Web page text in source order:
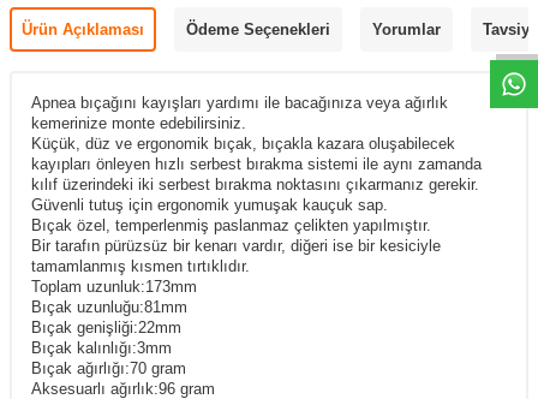
Ürün Açıklaması Ödeme Seçenekleri Yorumlar
Apnea bıçağını kayışları yardımı ile bacağınıza veya ağırlık
kemerinize monte edebilirsiniz.
Küçük, düz ve ergonomik bıçak, bıçakla kazara oluşabilecek
kayıpları önleyen hızlı serbest bırakma sistemi ile aynı zamanda
kılıf üzerindeki iki serbest bırakma noktasını çıkarmanız gerekir.
Güvenli tutuş için ergonomik yumuşak kauçuk sap.
Bıçak özel, temperlenmiş paslanmaz çelikten yapılmıştır.
Bir tarafın pürüzsüz bir kenarı vardır, diğeri ise bir kesiciyle
tamamlanmış kısmen tırtıklıdır.
Toplam uzunluk:173mm
Bıçak uzunluğu:81mm
Bıçak genişliği:22mm
Bıçak kalınlığı:3mm
Bıçak ağırlığı:70 gram
Aksesuarlı ağırlık:96 gram